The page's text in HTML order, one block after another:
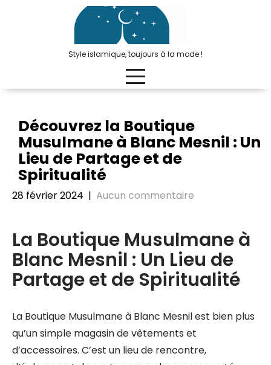
Style islamique, toujours à la mode !
Découvrez la Boutique
Musulmane à Blanc Mesnil : Un
Lieu de Partage et de
Spiritualité
28 février 2024 | Aucun commentaire
La Boutique Musulmane à
Blanc Mesnil : Un Lieu de
Partage et de Spiritualité
La Boutique Musulmane à Blanc Mesnil est bien plus
qu’un simple magasin de vêtements et
d’accessoires. C’est un lieu de rencontre,